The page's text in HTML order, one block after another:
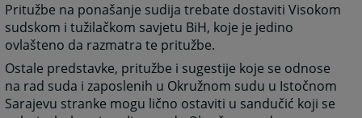
Pritužbe na ponašanje sudija trebate dostaviti Visokom
sudskom i tužilačkom savjetu BiH, koje je jedino
ovlašteno da razmatra te pritužbe.
Ostale predstavke, pritužbe i sugestije koje se odnose
na rad suda i zaposlenih u Okružnom sudu u Istočnom
Sarajevu stranke mogu lično ostaviti u sandučić koji se